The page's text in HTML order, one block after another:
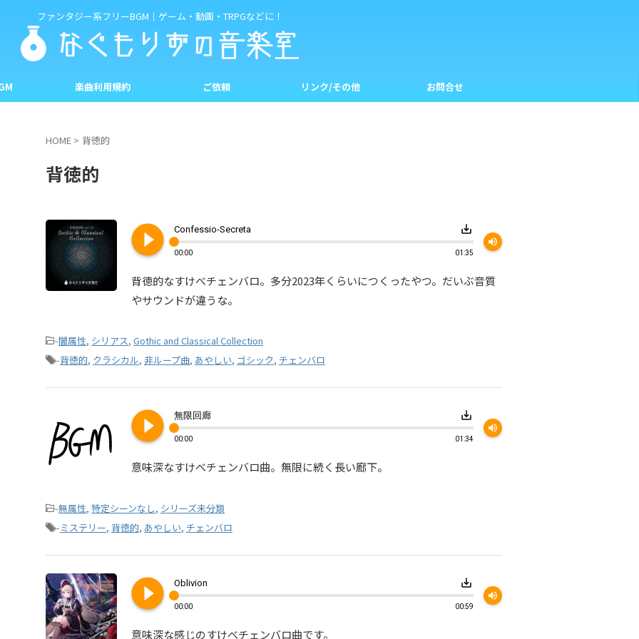
ファンタジー系フリーBGM｜ゲーム・動画・TRPGなどに！
楽曲利用規約 ご依頼 リンク/その他 お問合せ
HOME > 背徳的
背徳的
play_circle_filled Confessio-Secreta save_alt
00:00 01:35
volume_up
背徳的なすけべチェンバロ。多分2023年くらいにつくったやつ。だいぶ音質
やサウンドが違うな。
-闇属性, シリアス, Gothic and Classical Collection
-背徳的, クラシカル, 非ループ曲, あやしい, ゴシック, チェンバロ
play_circle_filled 無限回廊 save_alt
00:00 01:34
volume_up
意味深なすけべチェンバロ曲。無限に続く長い廊下。
-無属性, 特定シーンなし, シリーズ未分類
-ミステリー, 背徳的, あやしい, チェンバロ
play_circle_filled Oblivion save_alt
00:00 00:59
volume_up
意味深な感じのすけべチェンバロ曲です。